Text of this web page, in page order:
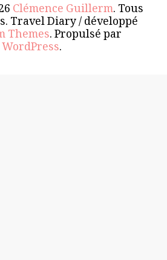
Clémence Guillerm. Tous
Travel Diary / développé
Themes. Propulsé par
WordPress.